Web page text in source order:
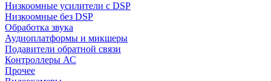
Низкоомные усилители с DSP
Низкоомные без DSP
Обработка звука
Аудиоплатформы и микшеры
Подавители обратной связи
Контроллеры АС
Прочее